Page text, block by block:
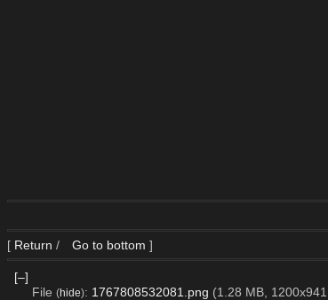
[ Return / Go to bottom ]
[–]
File (hide): 1767808532081.png (1.28 MB, 1200x941,